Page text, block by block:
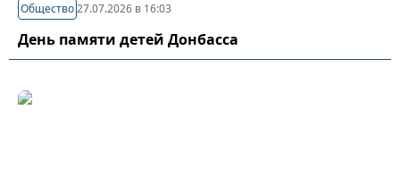
Общество27.07.2026 в 16:03
День памяти детей Донбасса